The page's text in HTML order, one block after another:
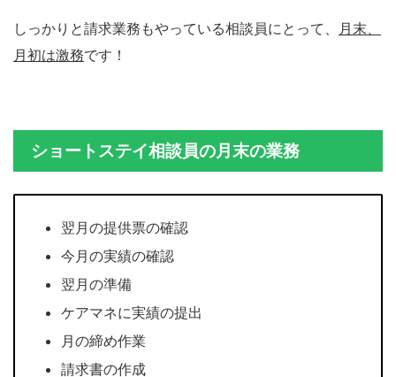
しっかりと請求業務もやっている相談員にとって、 月末、
月初は激務です！
ショートステイ相談員の月末の業務
翌月の提供票の確認
今月の実績の確認
翌月の準備
ケアマネに実績の提出
月の締め作業
請求書の作成